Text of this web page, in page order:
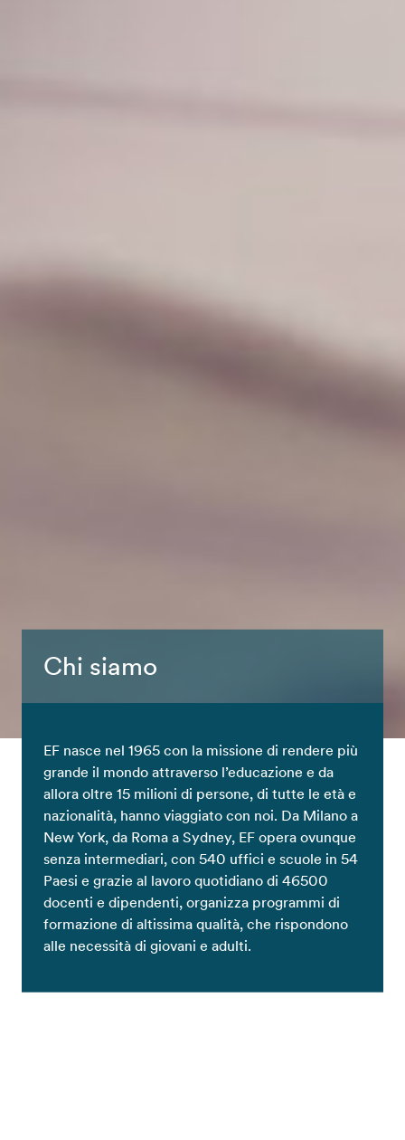
Chi siamo
EF nasce nel 1965 con la missione di rendere più
grande il mondo attraverso l’educazione e da
allora oltre 15 milioni di persone, di tutte le età e
nazionalità, hanno viaggiato con noi. Da Milano a
New York, da Roma a Sydney, EF opera ovunque
senza intermediari, con 540 uffici e scuole in 54
Paesi e grazie al lavoro quotidiano di 46500
docenti e dipendenti, organizza programmi di
formazione di altissima qualità, che rispondono
alle necessità di giovani e adulti.